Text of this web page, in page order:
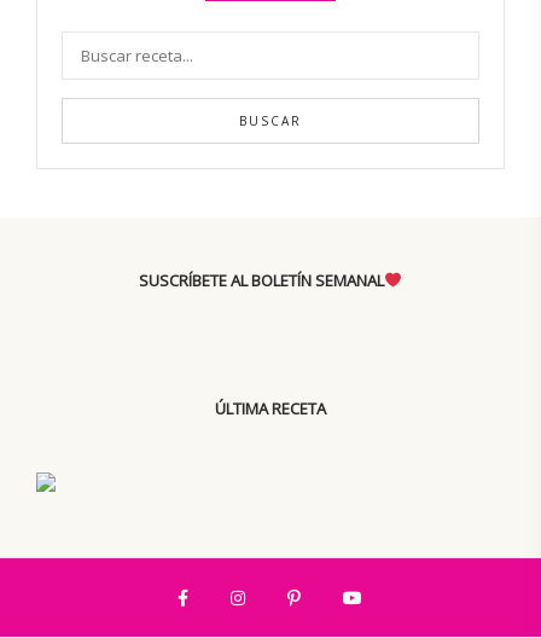
BUSCAR
SUSCRÍBETE AL BOLETÍN SEMANAL
ÚLTIMA RECETA